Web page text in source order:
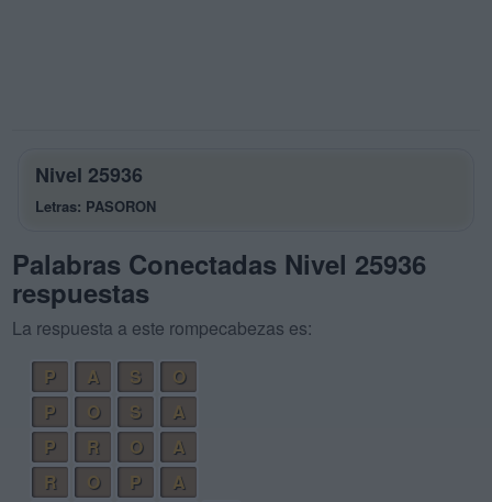
Nivel 25936
Letras: PASORON
Palabras Conectadas Nivel 25936
respuestas
La respuesta a este rompecabezas es:
P
A S
O
P
O S
A
P
R O
A
R
O P
A